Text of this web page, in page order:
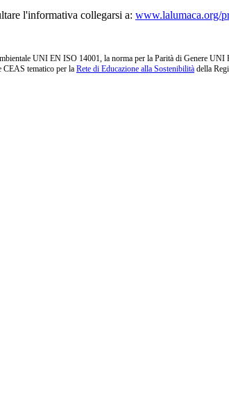
l'informativa collegarsi a: www.lalumaca.org/
UNI EN ISO 14001, la norma per la Parità di Genere
CEAS tematico per la Rete di Educazione alla Sostenibilità della